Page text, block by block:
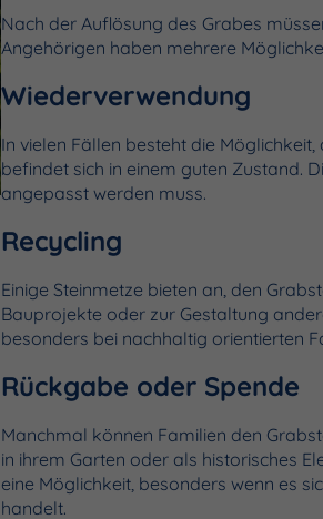
Nach der Auflösung des Grabes
Angehörigen haben mehrere
Wiederverwendung
In vielen Fällen besteht die
befindet sich in einem guten Zustand.
angepasst werden muss.
Recycling
Einige Steinmetze bieten an, den
Bauprojekte oder zur Gestaltung
besonders bei nachhaltig orientierten
Rückgabe oder Spende
Manchmal können Familien den
in ihrem Garten oder als historisches
eine Möglichkeit, besonders wenn es
handelt.